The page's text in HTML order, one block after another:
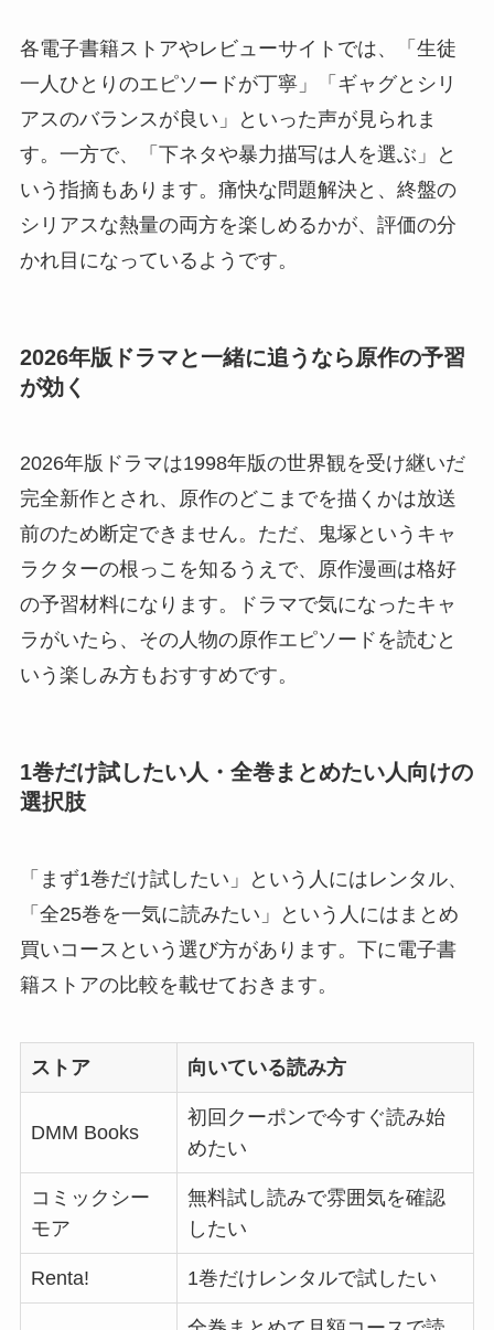
各電子書籍ストアやレビューサイトでは、「生徒
一人ひとりのエピソードが丁寧」「ギャグとシリ
アスのバランスが良い」といった声が見られま
す。一方で、「下ネタや暴力描写は人を選ぶ」と
いう指摘もあります。痛快な問題解決と、終盤の
シリアスな熱量の両方を楽しめるかが、評価の分
かれ目になっているようです。
2026年版ドラマと一緒に追うなら原作の予習
が効く
2026年版ドラマは1998年版の世界観を受け継いだ
完全新作とされ、原作のどこまでを描くかは放送
前のため断定できません。ただ、鬼塚というキャ
ラクターの根っこを知るうえで、原作漫画は格好
の予習材料になります。ドラマで気になったキャ
ラがいたら、その人物の原作エピソードを読むと
いう楽しみ方もおすすめです。
1巻だけ試したい人・全巻まとめたい人向けの
選択肢
「まず1巻だけ試したい」という人にはレンタル、
「全25巻を一気に読みたい」という人にはまとめ
買いコースという選び方があります。下に電子書
籍ストアの比較を載せておきます。
ストア 向いている読み方
DMM Books
初回クーポンで今すぐ読み始
めたい
コミックシー
モア
無料試し読みで雰囲気を確認
したい
Renta! 1巻だけレンタルで試したい